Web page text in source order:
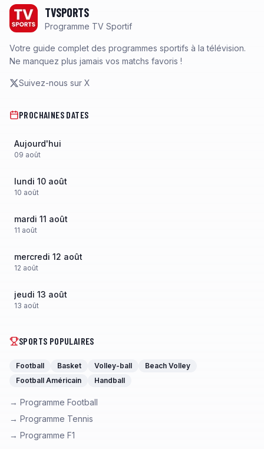
TVSPORTS
Programme TV Sportif
Votre guide complet des programmes sportifs à la télévision.
Ne manquez plus jamais vos matchs favoris !
Suivez-nous sur X
PROCHAINES DATES
Aujourd'hui
09 août
lundi 10 août
10 août
mardi 11 août
11 août
mercredi 12 août
12 août
jeudi 13 août
13 août
SPORTS POPULAIRES
Football Basket Volley-ball
Beach Volley
Football Américain
Handball
→ Programme Football
→ Programme Tennis
→ Programme F1